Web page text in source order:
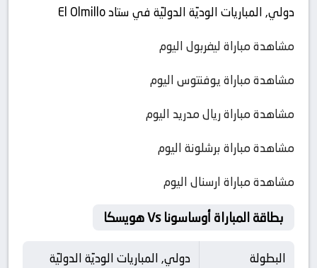
دولي, المباريات الوديّة الدوليّة في ستاد El Olmillo
مشاهدة مباراة ليفربول اليوم
مشاهدة مباراة يوفنتوس اليوم
مشاهدة مباراة ريال مدريد اليوم
مشاهدة مباراة برشلونة اليوم
مشاهدة مباراة ارسنال اليوم
بطاقة المباراة أوساسونا Vs هويسكا
البطولة
دولي, المباريات الوديّة الدوليّة